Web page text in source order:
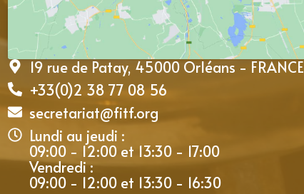
19 rue de Patay, 45000 Orléans - FRANCE
+33(0)2 38 77 08 56
secretariat@fitf.org
Lundi au jeudi :
09:00 - 12:00 et 13:30 - 17:00
Vendredi :
09:00 - 12:00 et 13:30 - 16:30